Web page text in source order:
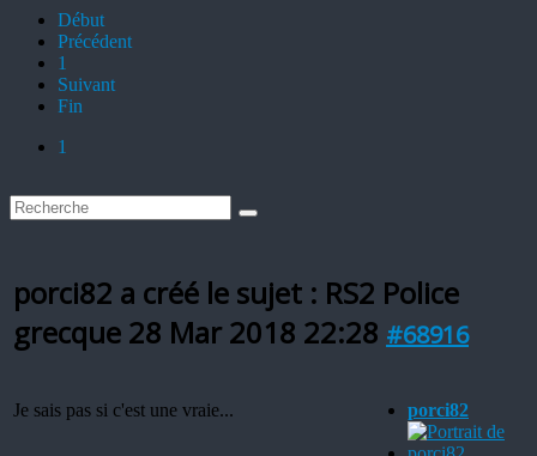
Début
Précédent
1
Suivant
Fin
1
porci82 a créé le sujet : RS2 Police
grecque 28 Mar 2018 22:28 #68916
Je sais pas si c'est une vraie... porci82